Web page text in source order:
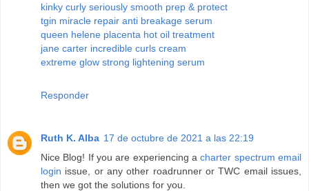
kinky curly seriously smooth prep & protect
tgin miracle repair anti breakage serum
queen helene placenta hot oil treatment
jane carter incredible curls cream
extreme glow strong lightening serum
Responder
Ruth K. Alba 17 de octubre de 2021 a las 22:19
Nice Blog! If you are experiencing acharter spectrum email
login issue, or any other roadrunner or TWC email issues,
then we got the solutions for you.